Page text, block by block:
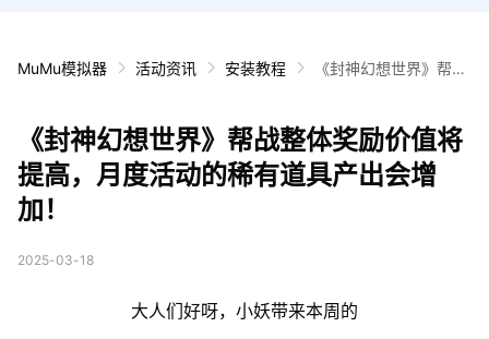
MuMu模拟器 活动资讯 安装教程
《封神幻想世界》帮战
出会增加！
《封神幻想世界》帮战整体奖励价值将
提高，月度活动的稀有道具产出会增
加！
2025-03-18
大人们好呀，小妖带来本周的